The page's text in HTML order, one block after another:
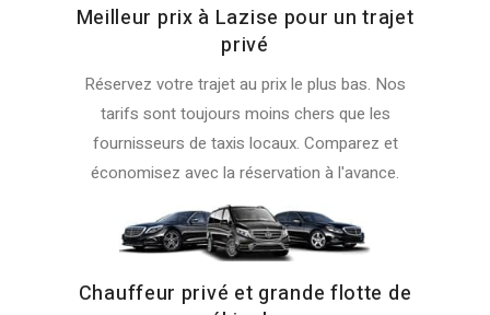
Meilleur prix à Lazise pour un trajet
privé
Réservez votre trajet au prix le plus bas. Nos
tarifs sont toujours moins chers que les
fournisseurs de taxis locaux. Comparez et
économisez avec la réservation à l'avance.
Chauffeur privé et grande flotte de